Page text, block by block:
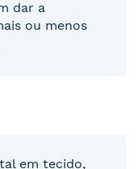
dar a
ou menos
em tecido,